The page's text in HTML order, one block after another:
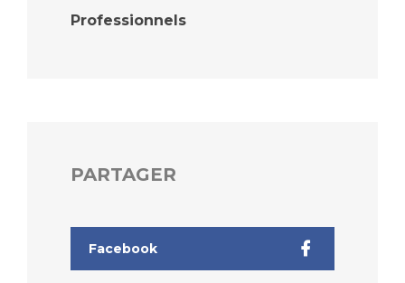
Professionnels
PARTAGER
Facebook